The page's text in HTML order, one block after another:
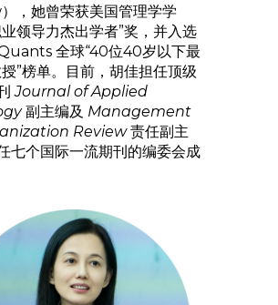
，她曾荣获美国管理学学
领导力杰出学者”奖，并入选
全球“40位40岁以下最
”榜单。目前，胡佳担任顶级
Journal of Applied
副主编及 Management
Review责任副主
七个国际一流期刊的编委会成